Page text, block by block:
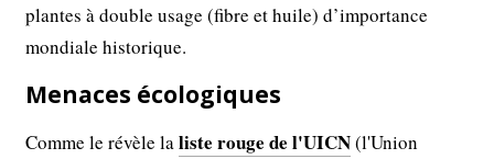
plantes à double usage (fibre et huile) d’importance
mondiale historique.
Menaces écologiques
Comme le révèle laliste rouge de l'UICN(l'Union